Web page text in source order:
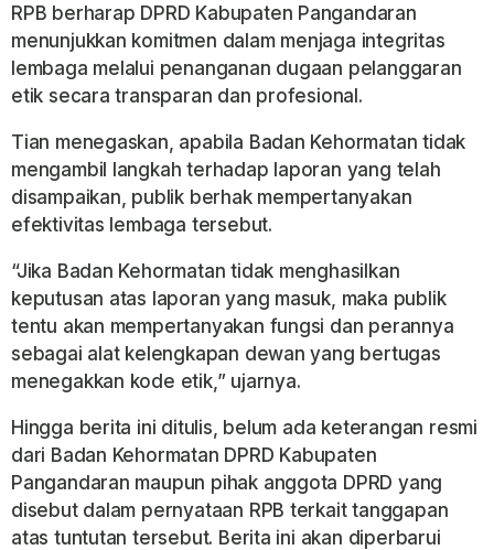
RPB berharap DPRD Kabupaten Pangandaran
menunjukkan komitmen dalam menjaga integritas
lembaga melalui penanganan dugaan pelanggaran
etik secara transparan dan profesional.
Tian menegaskan, apabila Badan Kehormatan tidak
mengambil langkah terhadap laporan yang telah
disampaikan, publik berhak mempertanyakan
efektivitas lembaga tersebut.
“Jika Badan Kehormatan tidak menghasilkan
keputusan atas laporan yang masuk, maka publik
tentu akan mempertanyakan fungsi dan perannya
sebagai alat kelengkapan dewan yang bertugas
menegakkan kode etik,” ujarnya.
Hingga berita ini ditulis, belum ada keterangan resmi
dari Badan Kehormatan DPRD Kabupaten
Pangandaran maupun pihak anggota DPRD yang
disebut dalam pernyataan RPB terkait tanggapan
atas tuntutan tersebut. Berita ini akan diperbarui